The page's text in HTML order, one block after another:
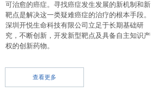
查看更多
可治愈的癌症。 寻找癌症发生发展的新机制和新
靶点是解决这一类疑难癌症的治疗的根本手段。
深圳开悦生命科技有限公司立足于长期基础研
究，不断创新，开发新型靶点及具备自主知识产
权的创新药物。